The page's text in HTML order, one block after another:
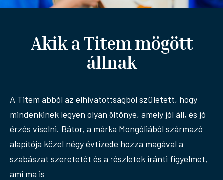
Akik a Titem mögött
állnak
A Titem abból az elhivatottságból született, hogy
mindenkinek legyen olyan öltönye, amely jól áll, és jó
érzés viselni. Bátor, a márka Mongóliából származó
alapítója közel négy évtizede hozza magával a
szabászat szeretetét és a részletek iránti figyelmet,
ami ma is